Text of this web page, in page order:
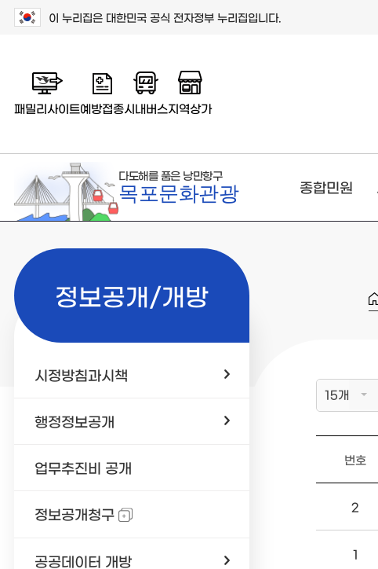
이 누리집은 대한민국 공식 전자정부 누리집입니다.
패밀리사이트예방접종시내버스지역상가
다도해를 품은 낭만항구
목포문화관광 종합민원
정보공개/개방
시정방침과시책
행정정보공개
업무추진비 공개
정보공개청구
공공데이터 개방
15개
번호
2
1